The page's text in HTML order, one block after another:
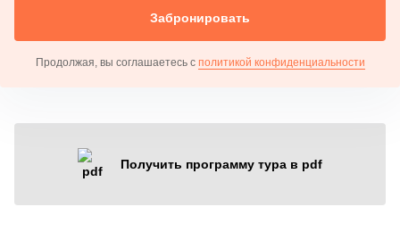
Забронировать
Продолжая, вы соглашаетесь с политикой конфиденциальности
Получить программу тура в pdf